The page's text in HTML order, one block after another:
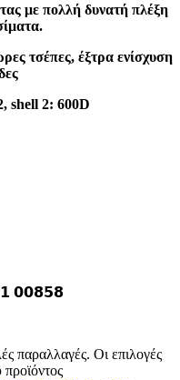
με πολλή δυνατή πλέξη
τσέπες, έξτρα ενίσχυση
shell 2: 600D
𝟬𝟬𝟴𝟱𝟴
παραλλαγές. Οι επιλογές